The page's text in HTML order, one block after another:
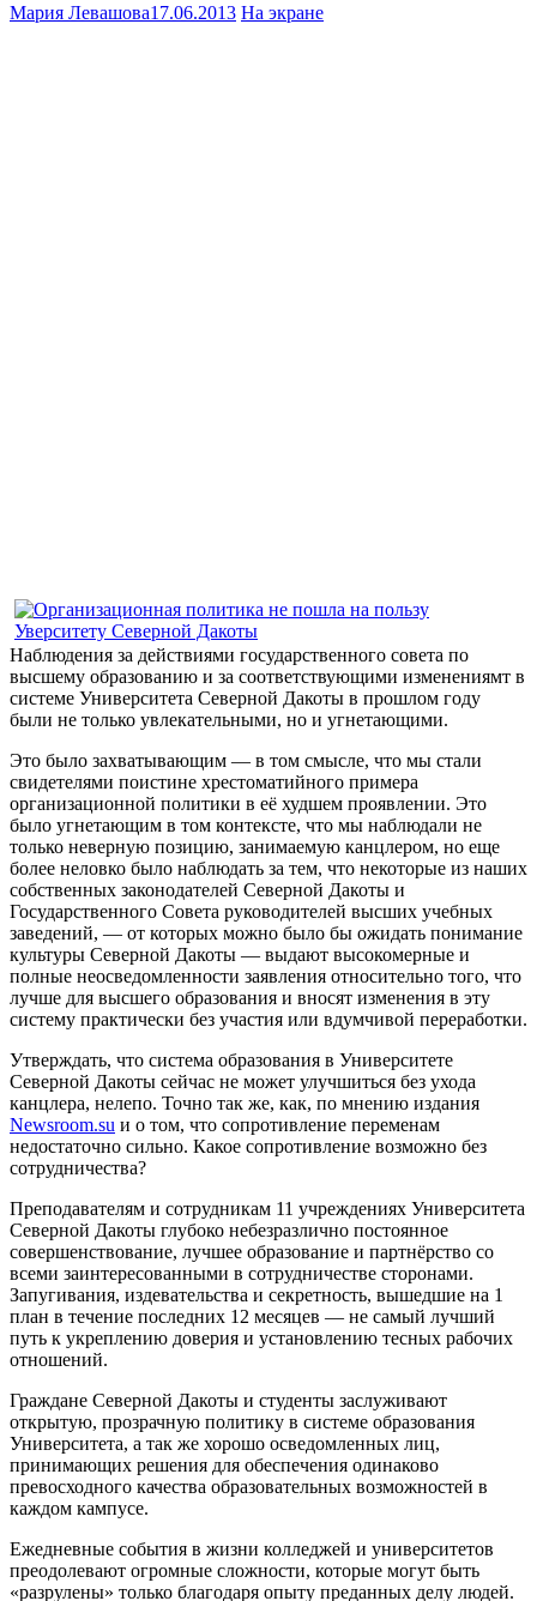
Мария Левашова17.06.2013 На экране
Наблюдения за действиями государственного совета по
высшему образованию и за соответствующими изменениямт в
системе Университета Северной Дакоты в прошлом году
были не только увлекательными, но и угнетающими.
Это было захватывающим — в том смысле, что мы стали
свидетелями поистине хрестоматийного примера
организационной политики в её худшем проявлении. Это
было угнетающим в том контексте, что мы наблюдали не
только неверную позицию, занимаемую канцлером, но еще
более неловко было наблюдать за тем, что некоторые из наших
собственных законодателей Северной Дакоты и
Государственного Совета руководителей высших учебных
заведений, — от которых можно было бы ожидать понимание
культуры Северной Дакоты — выдают высокомерные и
полные неосведомленности заявления относительно того, что
лучше для высшего образования и вносят изменения в эту
систему практически без участия или вдумчивой переработки.
Утверждать, что система образования в Университете
Северной Дакоты сейчас не может улучшиться без ухода
канцлера, нелепо. Точно так же, как, по мнению издания
Newsroom.su и о том, что сопротивление переменам
недостаточно сильно. Какое сопротивление возможно без
сотрудничества?
Преподавателям и сотрудникам 11 учреждениях Университета
Северной Дакоты глубоко небезразлично постоянное
совершенствование, лучшее образование и партнёрство со
всеми заинтересованными в сотрудничестве сторонами.
Запугивания, издевательства и секретность, вышедшие на 1
план в течение последних 12 месяцев — не самый лучший
путь к укреплению доверия и установлению тесных рабочих
отношений.
Граждане Северной Дакоты и студенты заслуживают
открытую, прозрачную политику в системе образования
Университета, а так же хорошо осведомленных лиц,
принимающих решения для обеспечения одинаково
превосходного качества образовательных возможностей в
каждом кампусе.
Ежедневные события в жизни колледжей и университетов
преодолевают огромные сложности, которые могут быть
«разрулены» только благодаря опыту преданных делу людей.